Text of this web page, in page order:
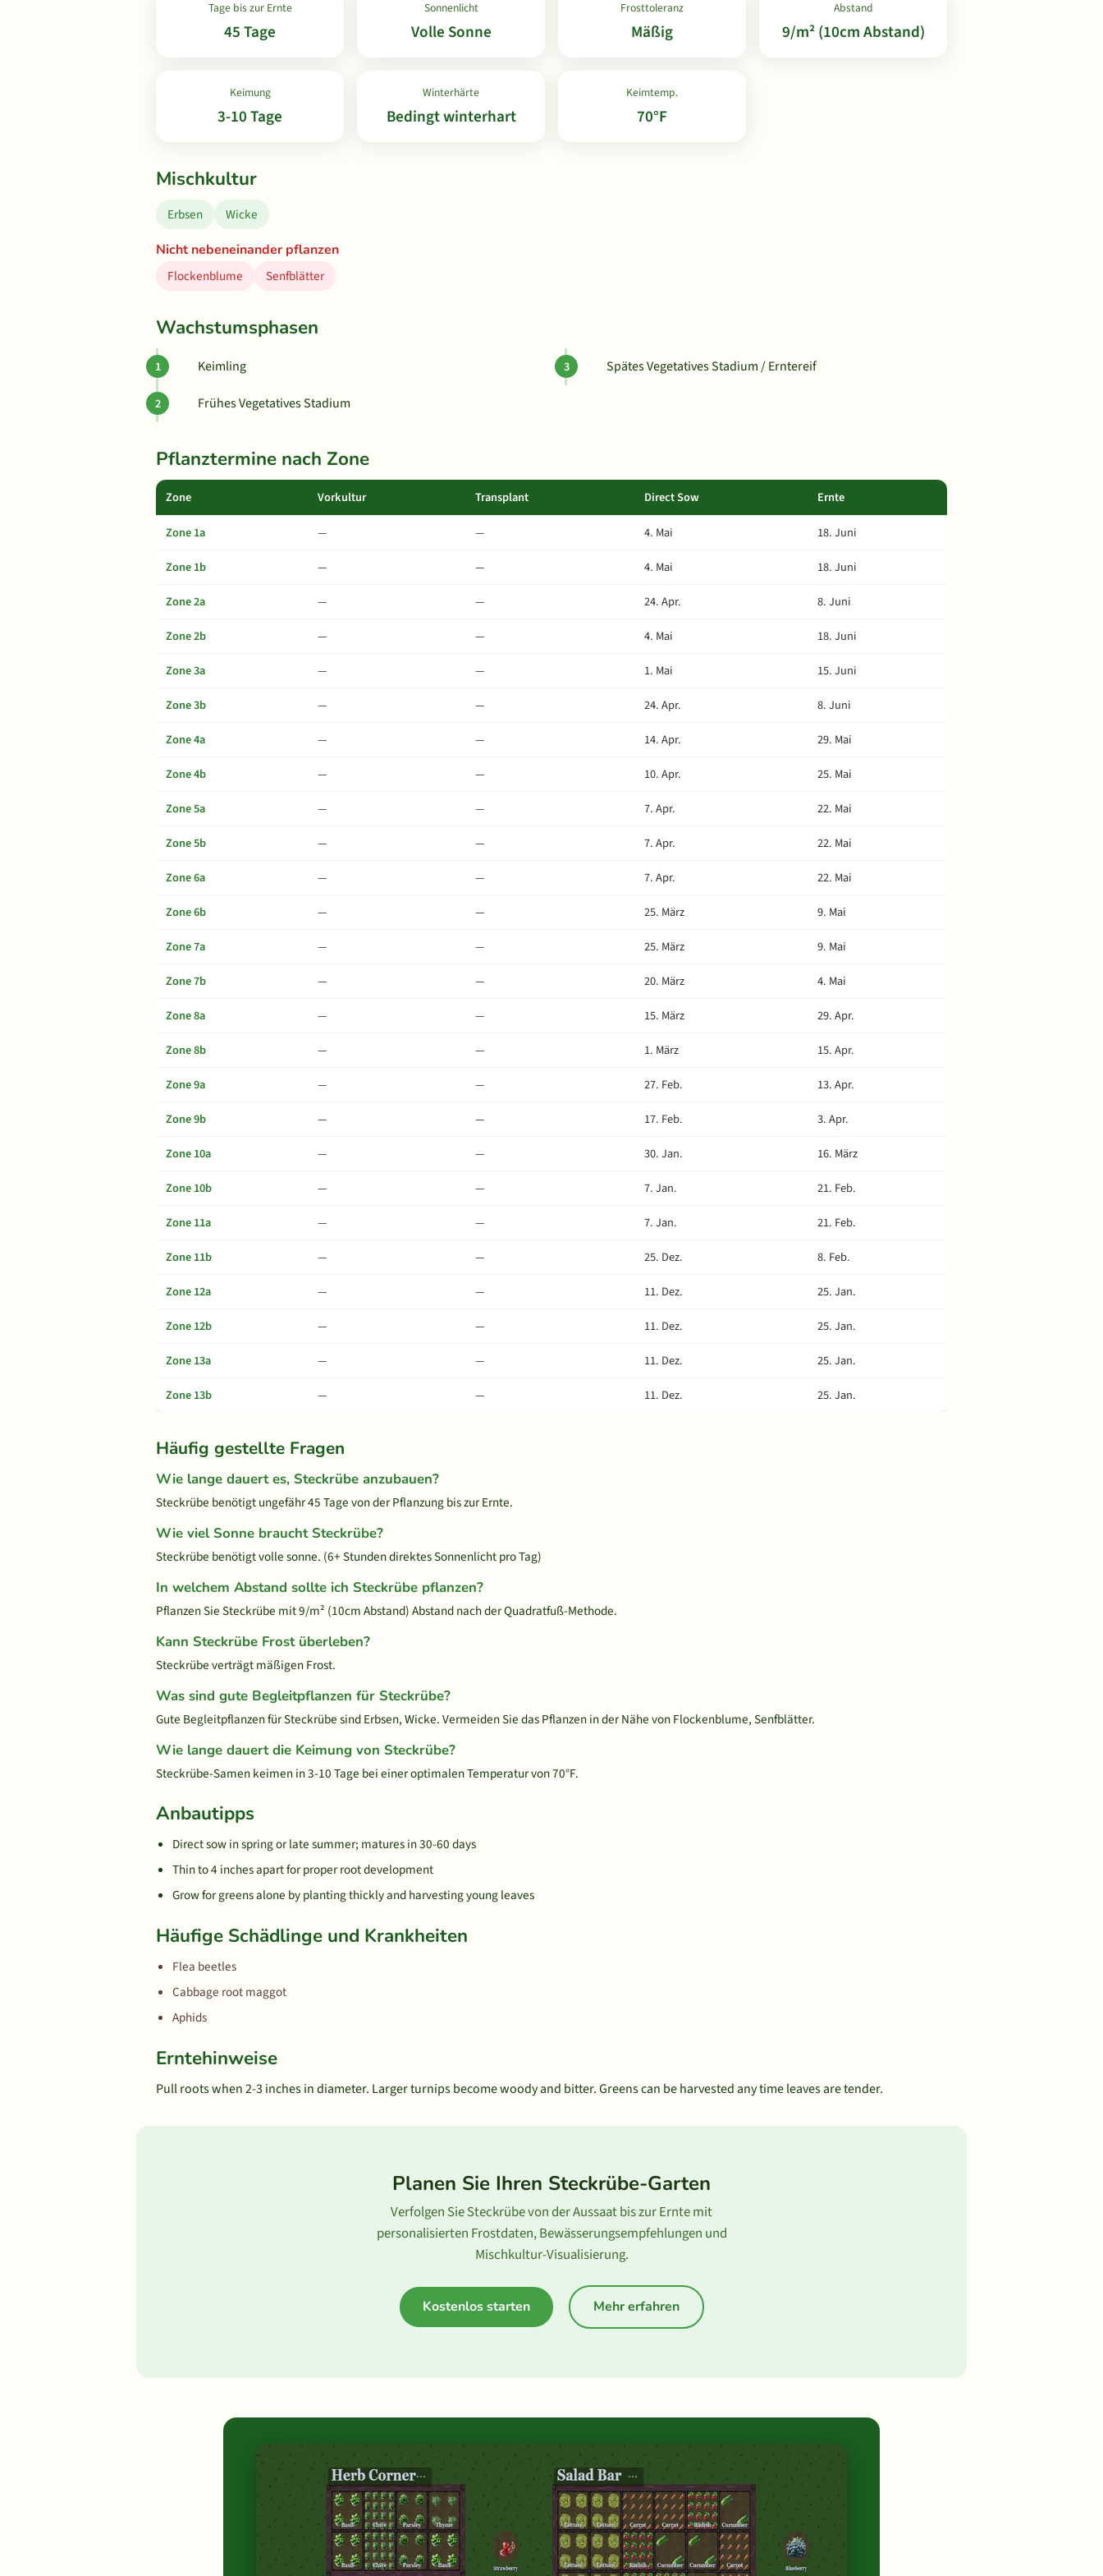
Tage bis zur Ernte
45 Tage
Sonnenlicht
Volle Sonne
Frosttoleranz
Mäßig
Abstand
9/m² (10cm Abstand)
Keimung
3-10 Tage
Winterhärte
Bedingt winterhart
Keimtemp.
70°F
Mischkultur
Erbsen
Wicke
Nicht nebeneinander pflanzen
Flockenblume
Senfblätter
Wachstumsphasen
Keimling
Frühes Vegetatives Stadium
Spätes Vegetatives Stadium / Erntereif
Pflanztermine nach Zone
Zone Vorkultur Transplant Direct Sow Ernte
Zone 1a — — 4. Mai
18. Juni
Zone 1b
— — 4. Mai
18. Juni
Zone 2a
— — 24. Apr.
8. Juni
Zone 2b
— — 4. Mai
18. Juni
Zone 3a
— — 1. Mai
15. Juni
Zone 3b
— — 24. Apr.
8. Juni
Zone 4a
— — 14. Apr.
29. Mai
Zone 4b
— — 10. Apr.
25. Mai
Zone 5a
— — 7. Apr.
22. Mai
Zone 5b
— — 7. Apr.
22. Mai
Zone 6a
— — 7. Apr.
22. Mai
Zone 6b
— — 25. März
9. Mai
Zone 7a
— — 25. März
9. Mai
Zone 7b
— — 20. März
4. Mai
Zone 8a
— — 15. März
29. Apr.
Zone 8b
— — 1. März
15. Apr.
Zone 9a
— — 27. Feb.
13. Apr.
Zone 9b
— — 17. Feb.
3. Apr.
Zone 10a
— — 30. Jan.
16. März
Zone 10b
— — 7. Jan.
21. Feb.
Zone 11a
— — 7. Jan.
21. Feb.
Zone 11b
— — 25. Dez.
8. Feb.
Zone 12a
— — 11. Dez.
25. Jan.
Zone 12b
— — 11. Dez.
25. Jan.
Zone 13a
— — 11. Dez.
25. Jan.
Zone 13b
— — 11. Dez. 25. Jan.
Häufig gestellte Fragen
Wie lange dauert es, Steckrübe anzubauen?
Steckrübe benötigt ungefähr 45 Tage von der Pflanzung bis zur Ernte.
Wie viel Sonne braucht Steckrübe?
Steckrübe benötigt volle sonne. (6+ Stunden direktes Sonnenlicht pro Tag)
In welchem Abstand sollte ich Steckrübe pflanzen?
Pflanzen Sie Steckrübe mit 9/m² (10cm Abstand) Abstand nach der Quadratfuß-Methode.
Kann Steckrübe Frost überleben?
Steckrübe verträgt mäßigen Frost.
Was sind gute Begleitpflanzen für Steckrübe?
Gute Begleitpflanzen für Steckrübe sind Erbsen, Wicke. Vermeiden Sie das Pflanzen in der Nähe von Flockenblume, Senfblätter.
Wie lange dauert die Keimung von Steckrübe?
Steckrübe-Samen keimen in 3-10 Tage bei einer optimalen Temperatur von 70°F.
Anbautipps
Direct sow in spring or late summer; matures in 30-60 days
Thin to 4 inches apart for proper root development
Grow for greens alone by planting thickly and harvesting young leaves
Häufige Schädlinge und Krankheiten
Flea beetles
Cabbage root maggot
Aphids
Erntehinweise
Pull roots when 2-3 inches in diameter. Larger turnips become woody and bitter. Greens can be harvested any time leaves are tender.
Planen Sie Ihren Steckrübe-Garten
Verfolgen Sie Steckrübe von der Aussaat bis zur Ernte mit
personalisierten Frostdaten, Bewässerungsempfehlungen und
Mischkultur-Visualisierung.
Kostenlos starten Mehr erfahren